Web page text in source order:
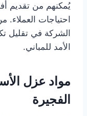
يُمكنهم من تقديم
احتياجات
الشركة في تقليل
الأمد للمباني.
مواد عزل
الفجيرة